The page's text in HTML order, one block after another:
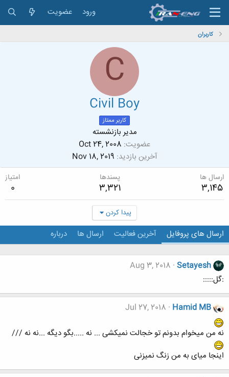
ورود عضویت
کاربران
C
Civil Boy
کاربر ممتاز
مدیر بازنشسته
عضویت Oct 24, 2008
آخرین بازدید Nov 18, 2019
ارسال ها
3,145
پسندها
3,321
امتیاز
0
پیدا کردن
ارسال های پروفایل آخرین فعالیت ارسال ها درباره
Setayesh
Aug 3, 2018
:گل:::::
Hamid MB
Jul 27, 2018
نه من میخوام بدونم تو خجالت نمیکشی ... نه .....بگو دیگه ...نه نه ///
اینجا میای به من زنگ نمیزنی